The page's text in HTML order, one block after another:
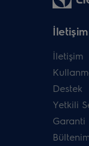
İletişim
Destek
Yetkili
Garanti